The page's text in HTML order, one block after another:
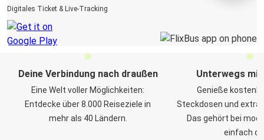
Digitales Ticket & Live-Tracking
Deine Verbindung nach draußen
Eine Welt voller Möglichkeiten:
Entdecke über 8.000 Reiseziele in
mehr als 40 Ländern.
Unterwegs
Genieße
Steckdosen und extra
Das gehört bei
einfach